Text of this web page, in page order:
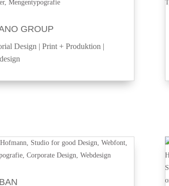
GROUP
Design |Print + Produktion |